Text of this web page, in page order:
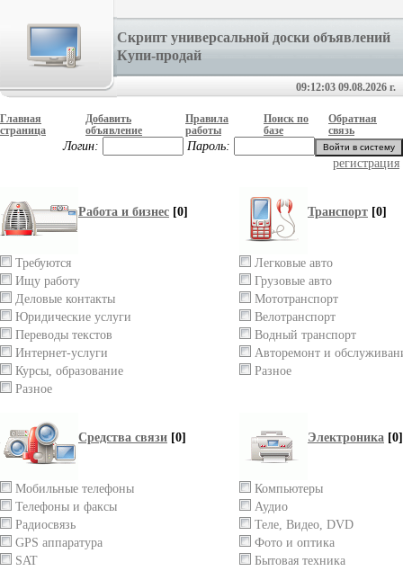
Скрипт универсальной доски объявлений
Купи-продай
09:12:03 09.08.2026 г.
Главная
страница
Добавить
объявление
Правила
работы
Поиск по
базе
Обратная
связь
Логин:
Пароль:
регистрация
Работа и бизнес [0]
Требуются
Ищу работу
Деловые контакты
Юридические услуги
Переводы текстов
Интернет-услуги
Курсы, образование
Разное
Транспорт [0]
Легковые авто
Грузовые авто
Мототранспорт
Велотранспорт
Водный транспорт
Авторемонт и
Разное
Средства связи [0]
Мобильные телефоны
Телефоны и факсы
Радиосвязь
GPS аппаратура
SAT
Электроника [0]
Компьютеры
Аудио
Теле, Видео, DVD
Фото и оптика
Бытовая техника